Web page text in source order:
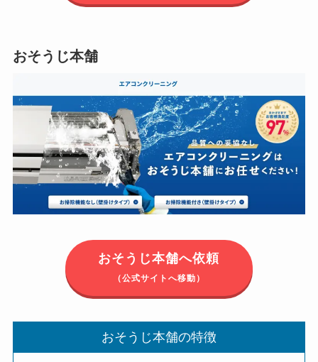
おそうじ本舗
おそうじ本舗へ依頼
（公式サイトへ移動）
おそうじ本舗の特徴